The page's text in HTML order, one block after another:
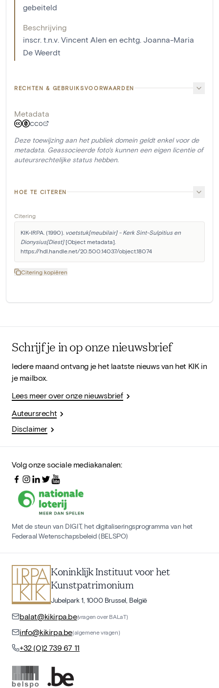
gebeiteld
Beschrijving
inscr. t.n.v. Vincent Alen en echtg. Joanna-Maria
De Weerdt
RECHTEN & GEBRUIKSVOORWAARDEN
Metadata
CC0
Deze toewijzing aan het publiek domein geldt enkel voor de
metadata. Geassocieerde foto's kunnen een eigen licentie of
auteursrechtelijke status hebben.
HOE TE CITEREN
Citering
KIK-IRPA. (1990). voetstuk[meubilair] - Kerk Sint-Sulpitius en
Dionysius[Diest] [Object metadata].
https://hdl.handle.net/20.500.14037/object.18074
Citering kopiëren
Schrijf je in op onze nieuwsbrief
Iedere maand ontvang je het laatste nieuws van het KIK in
je mailbox.
Lees meer over onze nieuwsbrief
Auteursrecht
Disclaimer
Volg onze sociale mediakanalen:
Met de steun van DIGIT, het digitaliseringsprogramma van het
Federaal Wetenschapsbeleid (BELSPO)
Koninklijk Instituut voor het
Kunstpatrimonium
Jubelpark 1, 1000 Brussel, België
balat@kikirpa.be(vragen over BALaT)
info@kikirpa.be(algemene vragen)
+32 (0)2 739 67 11